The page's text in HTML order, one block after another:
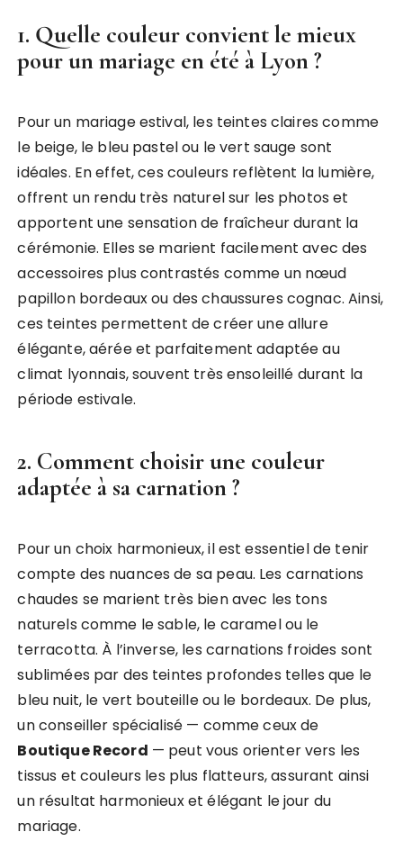
1. Quelle couleur convient le mieux
pour un mariage en été à Lyon ?
Pour un mariage estival, les teintes claires comme
le beige, le bleu pastel ou le vert sauge sont
idéales. En effet, ces couleurs reflètent la lumière,
offrent un rendu très naturel sur les photos et
apportent une sensation de fraîcheur durant la
cérémonie. Elles se marient facilement avec des
accessoires plus contrastés comme un nœud
papillon bordeaux ou des chaussures cognac. Ainsi,
ces teintes permettent de créer une allure
élégante, aérée et parfaitement adaptée au
climat lyonnais, souvent très ensoleillé durant la
période estivale.
2. Comment choisir une couleur
adaptée à sa carnation ?
Pour un choix harmonieux, il est essentiel de tenir
compte des nuances de sa peau. Les carnations
chaudes se marient très bien avec les tons
naturels comme le sable, le caramel ou le
terracotta. À l’inverse, les carnations froides sont
sublimées par des teintes profondes telles que le
bleu nuit, le vert bouteille ou le bordeaux. De plus,
un conseiller spécialisé — comme ceux de
Boutique Record — peut vous orienter vers les
tissus et couleurs les plus flatteurs, assurant ainsi
un résultat harmonieux et élégant le jour du
mariage.